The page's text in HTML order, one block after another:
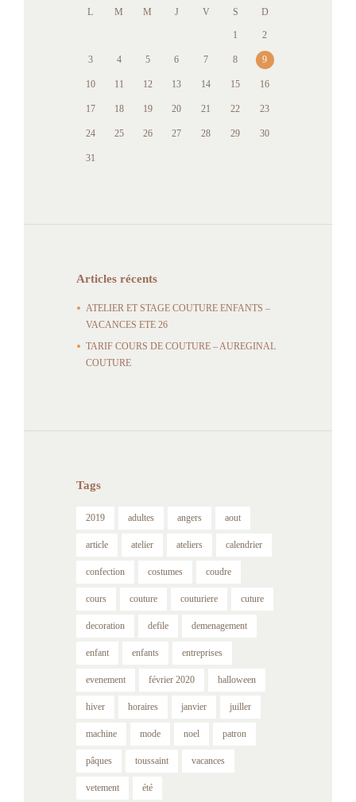
L M M J V S D
1 2
3 4 5 6 7 8 9
10 11 12 13 14 15 16
17 18 19 20 21 22 23
24 25 26 27 28 29 30
31
Articles récents
ATELIER ET STAGE COUTURE ENFANTS –
VACANCES ETE 26
TARIF COURS DE COUTURE – AUREGINAL
COUTURE
Tags
2019 adultes angers aout
article atelier ateliers calendrier
confection costumes coudre
cours couture couturiere cuture
decoration defile demenagement
enfant enfants entreprises
evenement février 2020 halloween
hiver horaires janvier juiller
machine mode noel patron
pâques toussaint vacances
vetement été